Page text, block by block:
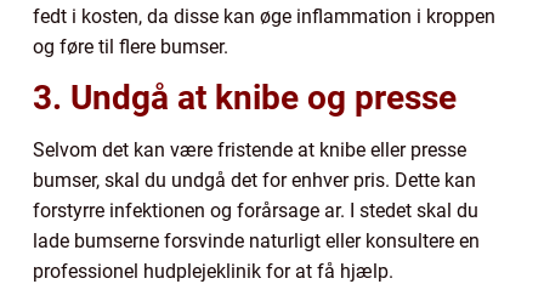
fedt i kosten, da disse kan øge inflammation i kroppen
og føre til flere bumser.
3. Undgå at knibe og presse
Selvom det kan være fristende at knibe eller presse
bumser, skal du undgå det for enhver pris. Dette kan
forstyrre infektionen og forårsage ar. I stedet skal du
lade bumserne forsvinde naturligt eller konsultere en
professionel hudplejeklinik for at få hjælp.